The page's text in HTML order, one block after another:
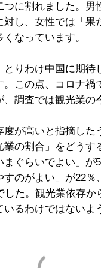
つに割れました。男
対し、女性では「果
なっています。
とりわけ中国に期待
。この点、コロナ禍
、調査では観光業の
度が高いと指摘した
業の割合」をどうす
まぐらいでよい」が
すのがよい」が22％
した。観光業依存か
るわけではないよ